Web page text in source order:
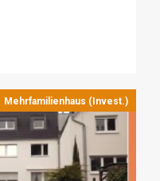
Mehrfamilienhaus (Invest.)